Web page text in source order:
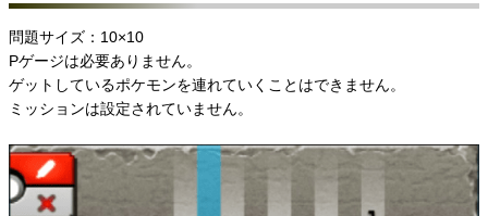
問題サイズ：10×10
Pゲージは必要ありません。
ゲットしているポケモンを連れていくことはできません。
ミッションは設定されていません。